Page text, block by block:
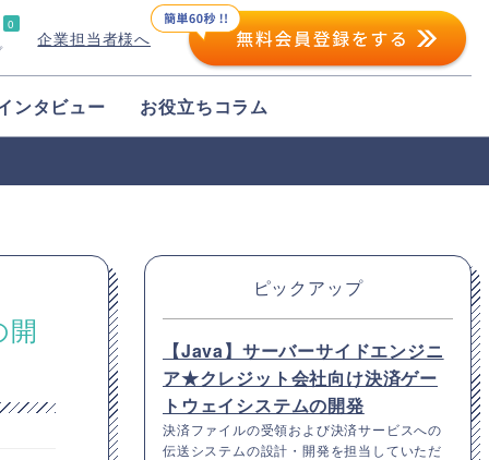
0
企業担当者様へ
ンタビュー お役立ちコラム
開
ピックアップ
【Java】サーバーサイドエンジニ
ア★クレジット会社向け決済ゲー
トウェイシステムの開発
決済ファイルの受領および決済サービスへの
伝送システムの設計・開発を担当していただ